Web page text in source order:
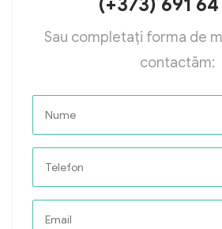
(+373) 691
Sau completați forma de
contactăm: